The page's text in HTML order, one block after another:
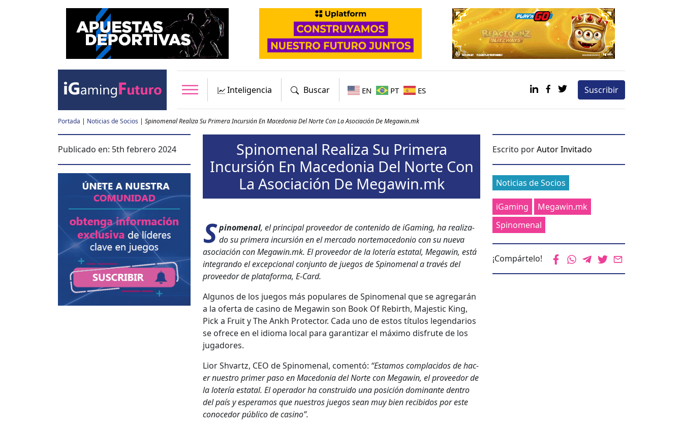
Inteligencia Buscar EN PT ES Suscribir
Portada | Noticias de Socios | Spinomenal Realiza Su Primera Incursión En Macedonia Del Norte Con La Asociación De Megawin.mk
Spinomenal Realiza Su Primera
Incursión En Macedonia Del Norte Con
La Asociación De Megawin.mk
Spin­om­e­nal, el prin­ci­pal provee­dor de con­tenido de iGam­ing, ha real­iza­
do su primera incur­sión en el mer­ca­do nortemace­do­nio con su nue­va
aso­ciación con Megawin.mk. El provee­dor de la lotería estatal, Megaw­in, está
inte­gran­do el excep­cional con­jun­to de jue­gos de Spin­om­e­nal a través del
provee­dor de platafor­ma, E‑Card.
Algunos de los jue­gos más pop­u­lares de Spin­om­e­nal que se agre­garán
a la ofer­ta de casi­no de Megaw­in son Book Of Rebirth, Majes­tic King,
Pick a Fruit y The Ankh Pro­tec­tor. Cada uno de estos títu­los leg­en­dar­ios
se ofrece en el idioma local para garan­ti­zar el máx­i­mo dis­frute de los
jugadores.
Lior Shvartz, CEO de Spin­om­e­nal, comen­tó: “Esta­mos com­placidos de hac­
er nue­stro primer paso en Mace­do­nia del Norte con Megaw­in, el provee­dor de
la lotería estatal. El oper­ador ha con­stru­i­do una posi­ción dom­i­nante den­tro
del país y esper­amos que nue­stros jue­gos sean muy bien recibidos por este
cono­ce­dor públi­co de casi­no”.
Publicado en: 5th febrero 2024 Escrito porAutor Invitado
Categories
Noticias de Socios
iGaming
Megawin.mk
Spinomenal
¡Compártelo!